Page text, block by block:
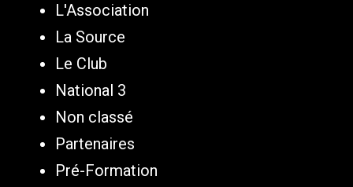
L'Association
La Source
Le Club
National 3
Non classé
Partenaires
Pré-Formation